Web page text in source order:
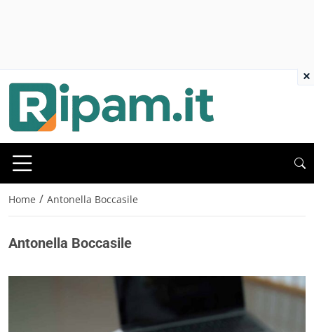
Home / Antonella Boccasile
Antonella Boccasile
×